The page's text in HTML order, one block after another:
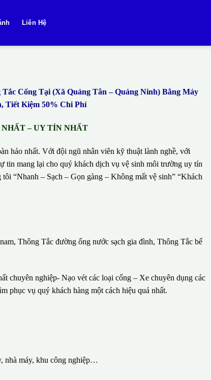
Liên Hệ
Cống Tại (Xã Quảng Tân – Quảng Ninh) Bằng Máy
Tiết Kiệm 50% Chi Phí
– UY TÍN NHẤT
hảo nhất. Với đội ngũ nhân viên kỹ thuật lành nghề, với
tin mang lại cho quý khách dịch vụ vệ sinh môi trường uy tín
“Nhanh – Sạch – Gọn gàng – Không mất vệ sinh” “Khách
Thông Tắc đường ống nước sạch gia đình, Thông Tắc bể
chuyên nghiệp- Nạo vét các loại cống – Xe chuyên dụng các
phục vụ quý khách hàng một cách hiệu quả nhất.
nhà máy, khu công nghiệp…